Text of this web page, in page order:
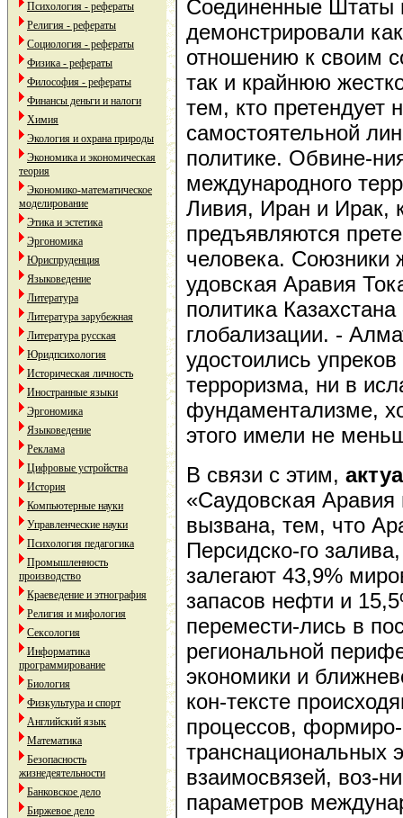
Психология - рефераты
Религия - рефераты
Социология - рефераты
Физика - рефераты
Философия - рефераты
Финансы деньги и налоги
Химия
Экология и охрана природы
Экономика и экономическая
теория
Экономико-математическое
моделирование
Этика и эстетика
Эргономика
Юриспруденция
Языковедение
Литература
Литература зарубежная
Литература русская
Юридпсихология
Историческая личность
Иностранные языки
Эргономика
Языковедение
Реклама
Цифровые устройства
История
Компьютерные науки
Управленческие науки
Психология педагогика
Промышленность
производство
Краеведение и этнография
Религия и мифология
Сексология
Информатика
программирование
Биология
Физкультура и спорт
Английский язык
Математика
Безопасность
жизнедеятельности
Банковское дело
Биржевое дело
Соединенные Штаты
демонстрировали
отношению к своим
так и крайнюю
тем, кто претендует
самостоятельной
политике. Обвине-
международного
Ливия, Иран и Ирак,
предъявляются
человека.
удовская Аравия
политика
глобализации. -
удостоились
терроризма, ни в
фундаментализме,
этого имели не
В связи с этим,
«Саудовская Аравия
вызвана, тем, что
Персидско-го
залегают 43,9%
запасов нефти и
перемести-лись в
региональной
экономики и
кон-тексте
процессов,
транснациональных
взаимосвязей, воз-
параметров